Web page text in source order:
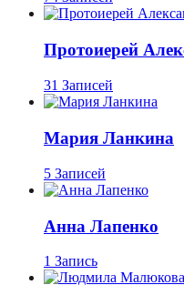
Протоиерей
31 Записей
Мария Ланкина
5 Записей
Анна Лапенко
1 Запись